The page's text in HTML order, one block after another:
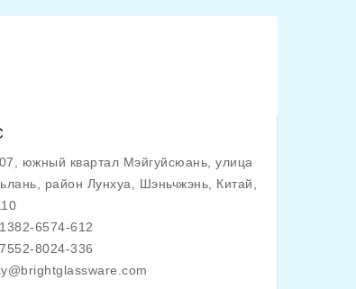
южный квартал Мэйгуйсюань, улица
район Лунхуа, Шэньчжэнь, Китай,
6574-612
8024-336